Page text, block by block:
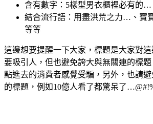
含有數字：5樣型男衣櫃裡必有的…
結合流行語：用盡洪荒之力…、
等等
這邊想要提醒一下大家，標題是大家對這
要吸引人，但也避免誇大與無關連的標
點進去的消費者感覺受騙，另外，也請
的標題，例如10億人看了都驚呆了